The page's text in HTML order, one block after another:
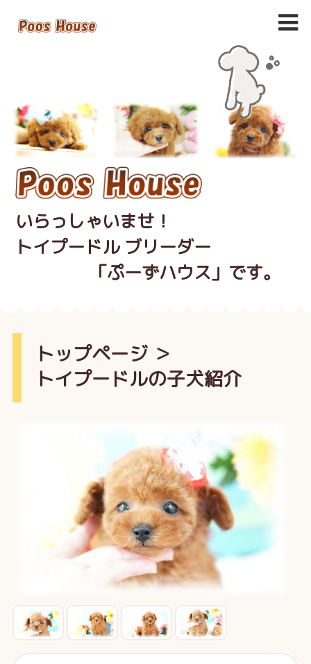
いらっしゃいませ！
トイプードル ブリーダー
「ぷーずハウス」です。
トップページ＞
トイプードルの子犬紹介